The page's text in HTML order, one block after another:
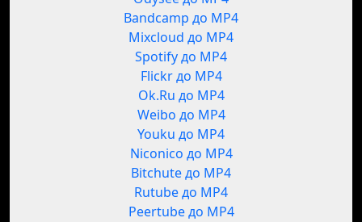
Bandcamp до MP4
Mixcloud до MP4
Spotify до MP4
Flickr до MP4
Ok.Ru до MP4
Weibo до MP4
Youku до MP4
Niconico до MP4
Bitchute до MP4
Rutube до MP4
Peertube до MP4